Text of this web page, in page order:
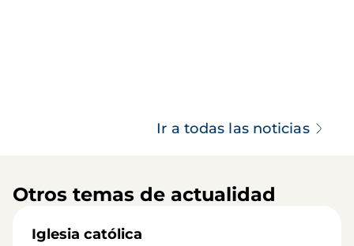
Ir a todas las noticias
Otros temas de actualidad
Iglesia católica